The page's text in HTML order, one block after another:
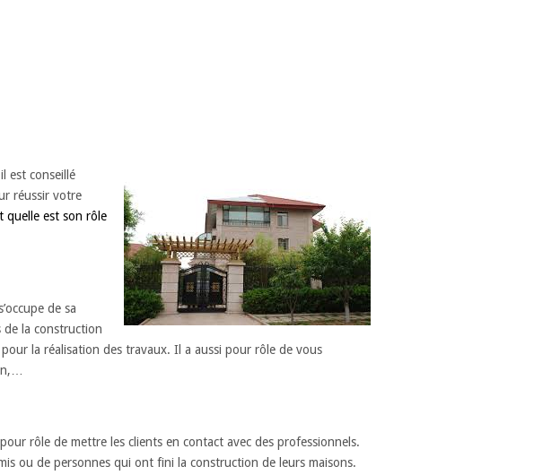
est conseillé
réussir votre
quelle est son rôle
de sa
de la construction
la réalisation des travaux. Il a aussi pour rôle de vous
rôle de mettre les clients en contact avec des professionnels.
ou de personnes qui ont fini la construction de leurs maisons.